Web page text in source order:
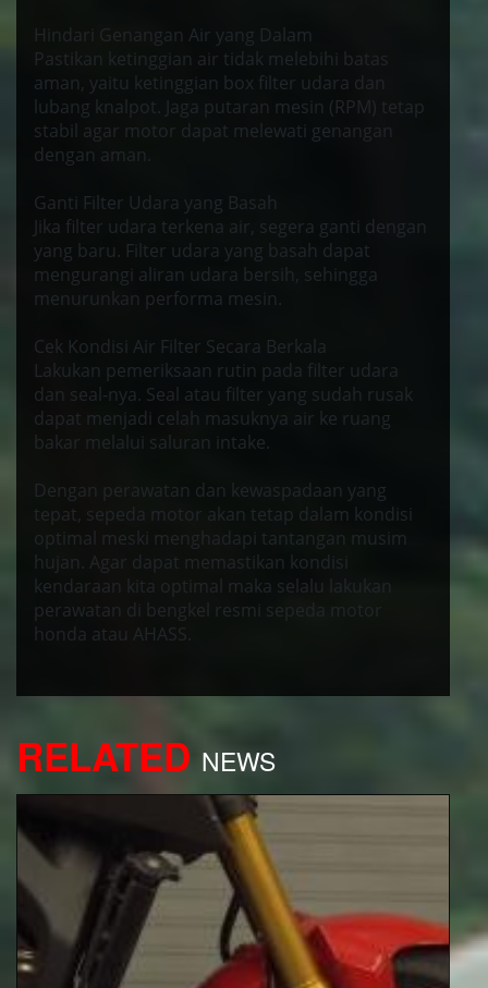
Hindari Genangan Air yang Dalam
Pastikan ketinggian air tidak melebihi batas
aman, yaitu ketinggian box filter udara dan
lubang knalpot. Jaga putaran mesin (RPM) tetap
stabil agar motor dapat melewati genangan
dengan aman.
Ganti Filter Udara yang Basah
Jika filter udara terkena air, segera ganti dengan
yang baru. Filter udara yang basah dapat
mengurangi aliran udara bersih, sehingga
menurunkan performa mesin.
Cek Kondisi Air Filter Secara Berkala
Lakukan pemeriksaan rutin pada filter udara
dan seal-nya. Seal atau filter yang sudah rusak
dapat menjadi celah masuknya air ke ruang
bakar melalui saluran intake.
Dengan perawatan dan kewaspadaan yang
tepat, sepeda motor akan tetap dalam kondisi
optimal meski menghadapi tantangan musim
hujan. Agar dapat memastikan kondisi
kendaraan kita optimal maka selalu lakukan
perawatan di bengkel resmi sepeda motor
honda atau AHASS.
RELATED NEWS